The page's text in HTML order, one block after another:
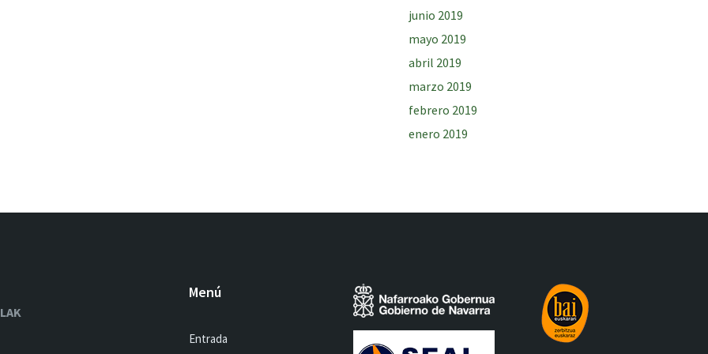
junio 2019
mayo 2019
abril 2019
marzo 2019
febrero 2019
enero 2019
Menú
Entrada